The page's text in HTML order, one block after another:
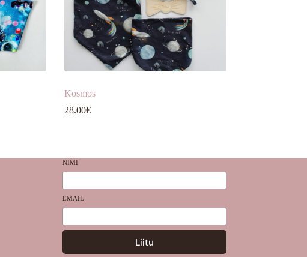
Kosmos
28.00€
NIMI
EMAIL
Liitu